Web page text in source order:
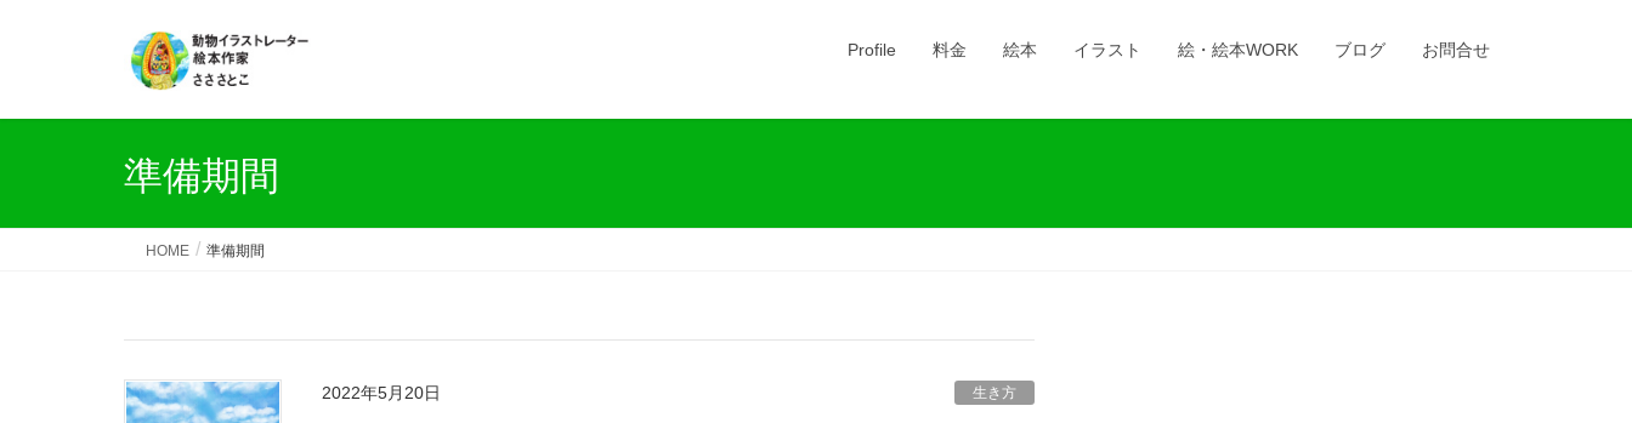
Profile 料金 絵本 イラスト 絵・絵本WORK ブログ お問合せ
準備期間
HOME 準備期間
2022年5月20日 生き方